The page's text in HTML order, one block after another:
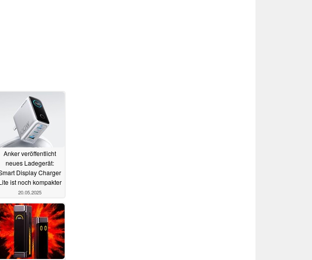
Anker veröffentlicht
neues Ladegerät:
Display Charger
ist noch kompakter
20.05.2025